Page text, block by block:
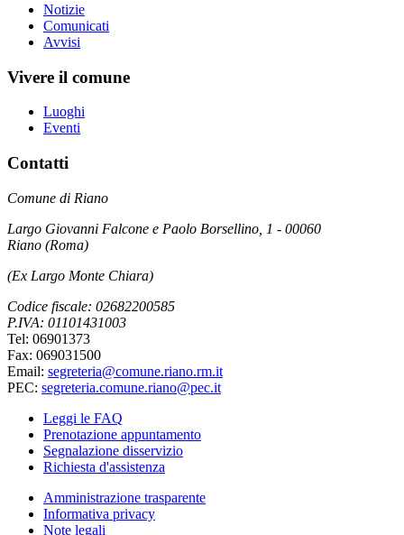
Notizie
Comunicati
Avvisi
Vivere il comune
Luoghi
Eventi
Contatti
Comune di Riano
Largo Giovanni Falcone e Paolo Borsellino, 1 - 00060
Riano (Roma)
(Ex Largo Monte Chiara)
Codice fiscale: 02682200585
P.IVA: 01101431003
Tel: 06901373
Fax: 069031500
Email: segreteria@comune.riano.rm.it
PEC: segreteria.comune.riano@pec.it
Leggi le FAQ
Prenotazione appuntamento
Segnalazione disservizio
Richiesta d'assistenza
Amministrazione trasparente
Informativa privacy
Note legali